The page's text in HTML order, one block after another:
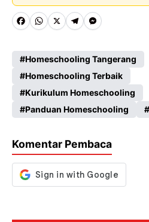
Fa
b
o
k
W
ts
A
p
X
Te
gr
a
M
se
n
er
Homeschooling Tangerang
Homeschooling Terbaik
Kurikulum Homeschooling
Panduan Homeschooling
Komentar Pembaca